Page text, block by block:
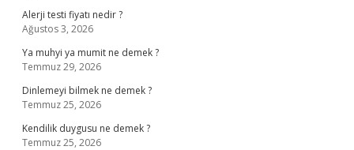
Alerji testi fiyatı nedir ?
Ağustos 3, 2026
Ya muhyi ya mumit ne demek ?
Temmuz 29, 2026
Dinlemeyi bilmek ne demek ?
Temmuz 25, 2026
Kendilik duygusu ne demek ?
Temmuz 25, 2026